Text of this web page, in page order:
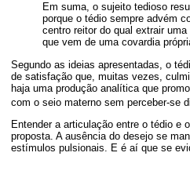
Em suma, o sujeito tedioso
porque o tédio sempre advém
centro reitor do qual extrair
que vem de uma covardia
Segundo as ideias apresentadas, o
de satisfação que, muitas vezes,
haja uma produção analítica que
com o seio materno sem perceber-se
Entender a articulação entre o tédio e
proposta. A ausência do desejo se
estímulos pulsionais. E é aí que se